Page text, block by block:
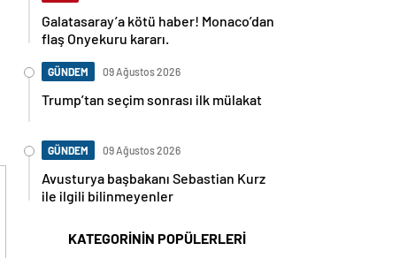
Galatasaray’a kötü haber! Monaco’dan
flaş Onyekuru kararı.
GÜNDEM 09 Ağustos 2026
Trump’tan seçim sonrası ilk mülakat
GÜNDEM 09 Ağustos 2026
Avusturya başbakanı Sebastian Kurz
ile ilgili bilinmeyenler
KATEGORİNİN POPÜLERLERİ